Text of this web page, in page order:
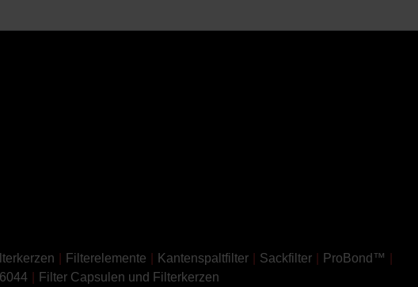
Filterelemente Kantenspaltfilter Sackfilter
ProBond™
Filter Capsulen und Filterkerzen